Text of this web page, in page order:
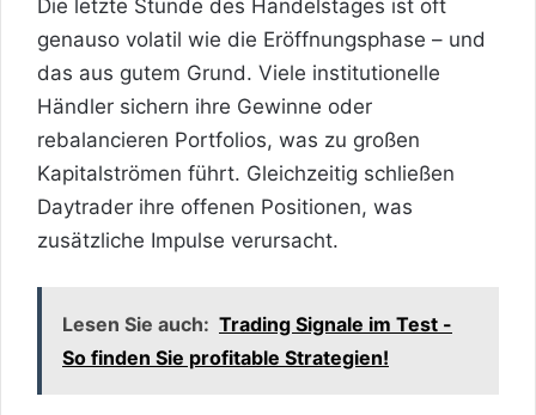
Die letzte Stunde des Handelstages ist oft
genauso volatil wie die Eröffnungsphase – und
das aus gutem Grund. Viele institutionelle
Händler sichern ihre Gewinne oder
rebalancieren Portfolios, was zu großen
Kapitalströmen führt. Gleichzeitig schließen
Daytrader ihre offenen Positionen, was
zusätzliche Impulse verursacht.
Lesen Sie auch: Trading Signale im Test -
So finden Sie profitable Strategien!